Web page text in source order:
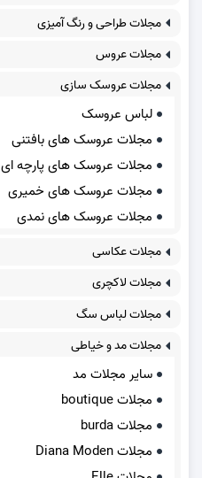
مجلات طراحی و رنگ آمیزی
مجلات عروس
مجلات عروسک سازی
لباس عروسک
مجلات عروسک های بافتنی
مجلات عروسک های پارچه ای
مجلات عروسک های خمیری
مجلات عروسک های نمدی
مجلات عکاسی
مجلات لاکچری
مجلات لباس سگ
مجلات مد و خیاطی
سایر مجلات مد
مجلات boutique
مجلات burda
مجلات Diana Moden